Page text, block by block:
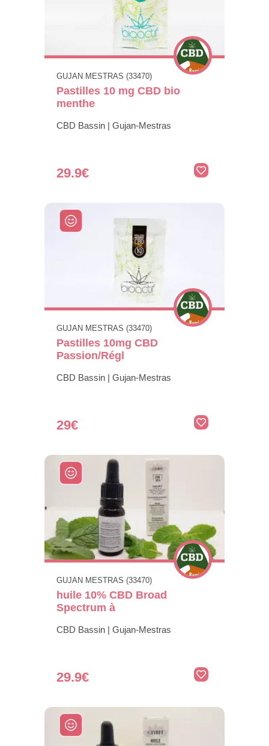
GUJAN MESTRAS (33470)
Pastilles 10 mg CBD bio
menthe
CBD Bassin | Gujan-Mestras
29.9€
GUJAN MESTRAS (33470)
Pastilles 10mg CBD
Passion/Régl
CBD Bassin | Gujan-Mestras
29€
GUJAN MESTRAS (33470)
huile 10% CBD Broad
Spectrum à
CBD Bassin | Gujan-Mestras
29.9€